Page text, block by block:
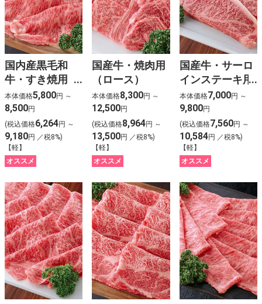
国内産黒毛和
牛・すき焼用
（カタ）
本体価格5,800円 ～
8,500円
(税込価格6,264円 ～
9,180円 ／税8%)
【軽】
オススメ
国産牛・焼肉用
（ロース）
本体価格8,300円 ～
12,500円
(税込価格8,964円 ～
13,500円 ／税8%)
【軽】
オススメ
国産牛・サーロ
インステーキ用
（ロース）
本体価格7,000円 ～
9,800円
(税込価格7,560円 ～
10,584円 ／税8%)
【軽】
オススメ